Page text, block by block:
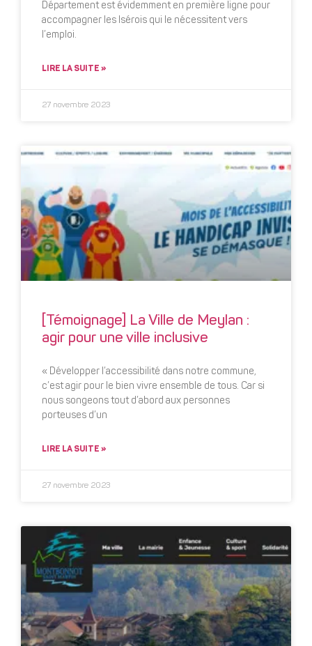
Département est évidemment en première ligne pour
accompagner les Isérois qui le nécessitent vers
l’emploi.
LIRE LA SUITE »
27 novembre 2023
[Témoignage] La Ville de Meylan :
agir pour une ville inclusive
« Développer l’accessibilité dans notre commune,
c’est agir pour le bien vivre ensemble de tous. Car si
nous songeons tout d’abord aux personnes
porteuses d’un
LIRE LA SUITE »
27 novembre 2023